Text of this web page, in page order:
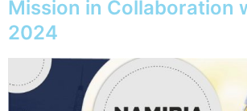
Mission in Collaboration
2024